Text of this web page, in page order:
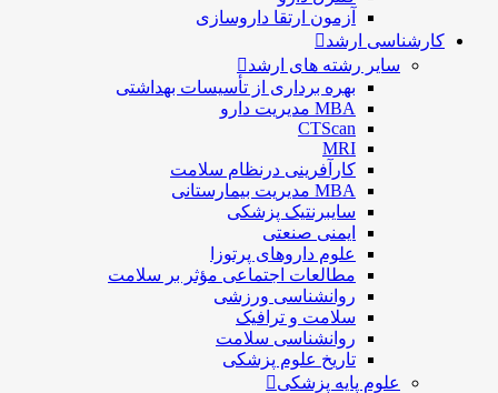
آزمون ارتقا داروسازی
کارشناسی ارشد
سایر رشته های ارشد
بهره برداری از تأسیسات بهداشتی
MBA مدیریت دارو
CTScan
MRI
کارآفرینی درنظام سلامت
MBA مدیریت بیمارستانی
سایبرنتیک پزشکی
ایمنی صنعتی
علوم داروهای پرتوزا
مطالعات اجتماعی مؤثر بر سلامت
روانشناسی ورزشی
سلامت و ترافیک
روانشناسی سلامت
تاریخ علوم پزشکی
علوم پایه پزشکی